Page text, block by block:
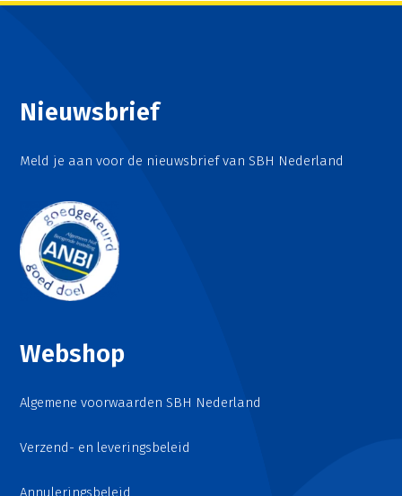
Nieuwsbrief
Meld je aan voor de nieuwsbrief van SBH Nederland
Webshop
Algemene voorwaarden SBH Nederland
Verzend- en leveringsbeleid
Annuleringsbeleid